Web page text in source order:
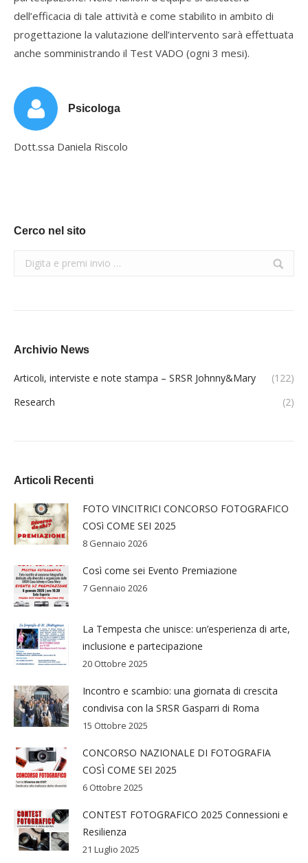
dell’efficacia di tale attività e come stabilito in ambito di
progettazione la valutazione dell’intervento sarà effettuata
anche somministrando il Test VADO (ogni 3 mesi).
Psicologa
Dott.ssa Daniela Riscolo
Cerco nel sito
Search:
Archivio News
Articoli, interviste e note stampa – SRSR Johnny&Mary
(122)
Research
(2)
Articoli Recenti
FOTO VINCITRICI CONCORSO FOTOGRAFICO
COSì COME SEI 2025
8 Gennaio 2026
Così come sei Evento Premiazione
7 Gennaio 2026
La Tempesta che unisce: un’esperienza di arte,
inclusione e partecipazione
20 Ottobre 2025
Incontro e scambio: una giornata di crescita
condivisa con la SRSR Gasparri di Roma
15 Ottobre 2025
CONCORSO NAZIONALE DI FOTOGRAFIA
COSÌ COME SEI 2025
6 Ottobre 2025
CONTEST FOTOGRAFICO 2025 Connessioni e
Resilienza
21 Luglio 2025